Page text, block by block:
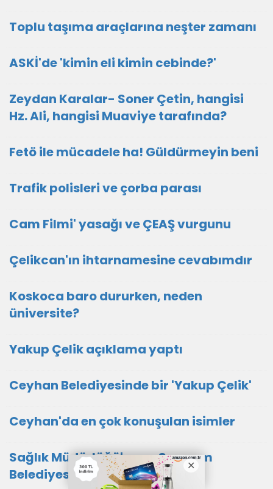
Toplu taşıma araçlarına neşter zamanı
ASKİ'de 'kimin eli kimin cebinde?'
Zeydan Karalar- Soner Çetin, hangisi
Hz. Ali, hangisi Muaviye tarafında?
Fetö ile mücadele ha! Güldürmeyin beni
Trafik polisleri ve çorba parası
Cam Filmi' yasağı ve ÇEAŞ vurgunu
Çelikcan'ın ihtarnamesine cevabımdır
Koskoca baro dururken, neden
üniversite?
Yakup Çelik açıklama yaptı
Ceyhan Belediyesinde bir 'Yakup Çelik'
Ceyhan'da en çok konuşulan isimler
Sağlık Müdürlüğü'ne ve Sarıçam
Belediyesine 'Batıkent' soruları